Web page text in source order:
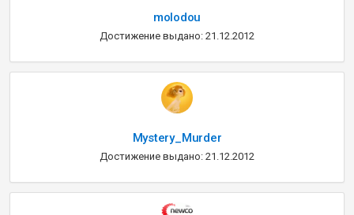
molodou
Достижение выдано: 21.12.2012
Mystery_Murder
Достижение выдано: 21.12.2012